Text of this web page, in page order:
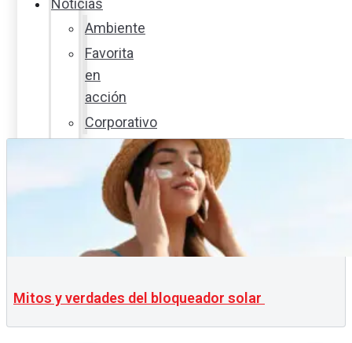
Noticias
Ambiente
Favorita
en
acción
Corporativo
Emprendimiento
Guía
Mitos y verdades del bloqueador solar